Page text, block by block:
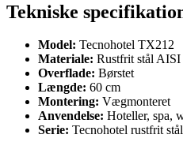
Tekniske
Model: Tecnohotel TX212
Materiale: Rustfrit stål AISI
Overflade: Børstet
Længde: 60 cm
Montering: Vægmonteret
Anvendelse: Hoteller, spa,
Serie: Tecnohotel rustfrit stål